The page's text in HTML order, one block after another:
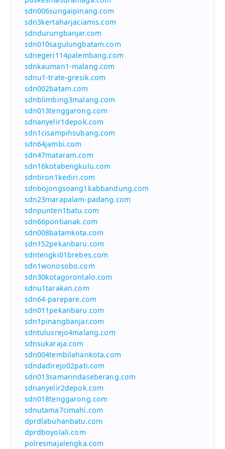
sdn006sungaipinang.com
sdn3kertaharjaciamis.com
sdndurungbanjar.com
sdn010sagulungbatam.com
sdnegeri114palembang.com
sdnkauman1-malang.com
sdnu1-trate-gresik.com
sdn002batam.com
sdnblimbing3malang.com
sdn013tenggarong.com
sdnanyelir1depok.com
sdn1cisampihsubang.com
sdn64jambi.com
sdn47mataram.com
sdn16kotabengkulu.com
sdntiron1kediri.com
sdnbojongsoang1kabbandung.com
sdn23marapalam-padang.com
sdnpunten1batu.com
sdn66pontianak.com
sdn008batamkota.com
sdn152pekanbaru.com
sdntengki01brebes.com
sdn1wonosobo.com
sdn30kotagorontalo.com
sdnu1tarakan.com
sdn64-parepare.com
sdn011pekanbaru.com
sdn1pinangbanjar.com
sdntulusrejo4malang.com
sdnsukaraja.com
sdn004tembilahankota.com
sdndadirejo02pati.com
sdn013samarindaseberang.com
sdnanyelir2depok.com
sdn018tenggarong.com
sdnutama7cimahi.com
dprdlabuhanbatu.com
dprdboyolali.com
polresmajalengka.com